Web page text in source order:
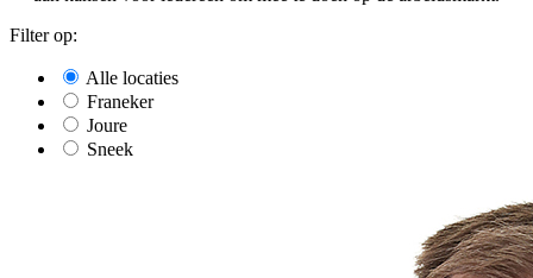
Filter op:
Alle locaties
Franeker
Joure
Sneek